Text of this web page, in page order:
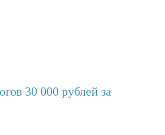
30 000 рублей за